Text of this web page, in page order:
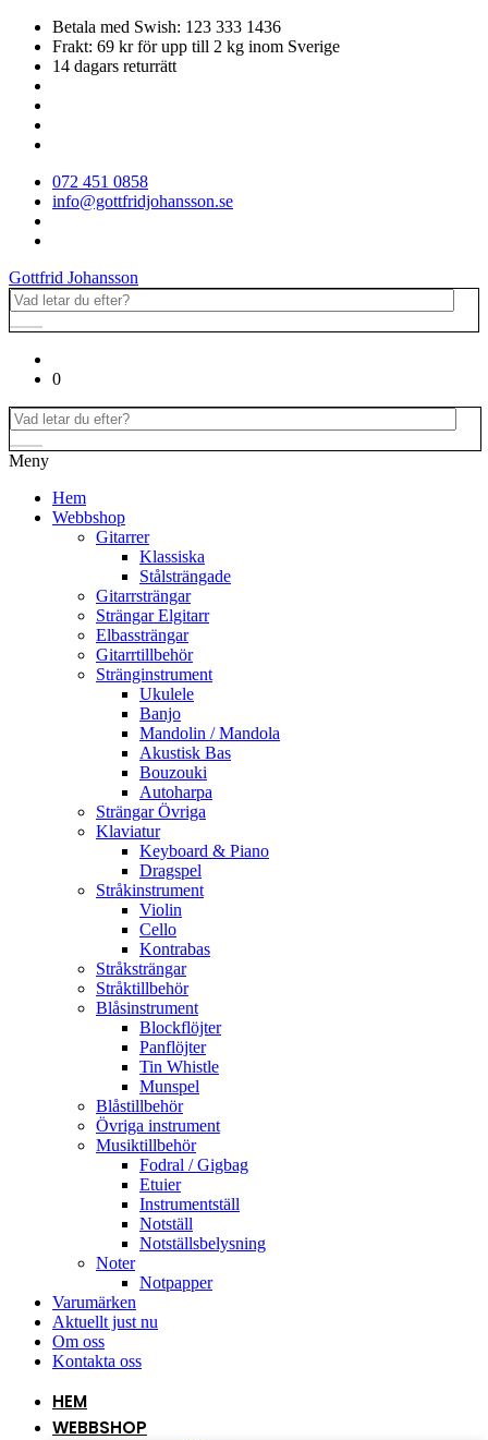
Betala med Swish: 123 333 1436
Frakt: 69 kr för upp till 2 kg inom Sverige
14 dagars returrätt
072 451 0858
info@gottfridjohansson.se
Gottfrid Johansson
0
Meny
Hem
Webbshop
Gitarrer
Klassiska
Stålsträngade
Gitarrsträngar
Strängar Elgitarr
Elbassträngar
Gitarrtillbehör
Stränginstrument
Ukulele
Banjo
Mandolin / Mandola
Akustisk Bas
Bouzouki
Autoharpa
Strängar Övriga
Klaviatur
Keyboard & Piano
Dragspel
Stråkinstrument
Violin
Cello
Kontrabas
Stråksträngar
Stråktillbehör
Blåsinstrument
Blockflöjter
Panflöjter
Tin Whistle
Munspel
Blåstillbehör
Övriga instrument
Musiktillbehör
Fodral / Gigbag
Etuier
Instrumentställ
Notställ
Notställsbelysning
Noter
Notpapper
Varumärken
Aktuellt just nu
Om oss
Kontakta oss
HEM
WEBBSHOP